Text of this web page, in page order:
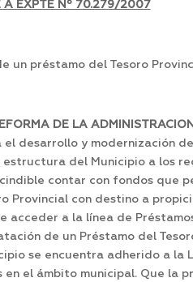
A EXPTE Nº 70.279/2007
un préstamo del Tesoro
DE LA
desarrollo y modernización
del Municipio a los
contar con fondos que
Provincial con destino a
acceder a la línea de
de un Préstamo del
se encuentra adherido a la
el ámbito municipal. Que la